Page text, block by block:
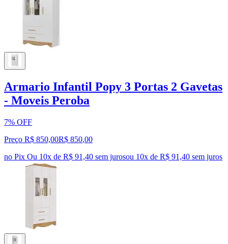
Armario Infantil Popy 3 Portas 2 Gavetas
- Moveis Peroba
7% OFF
Preço R$ 850,00R$ 850,00
no Pix Ou 10x de R$ 91,40 sem jurosou 10x de R$ 91,40 sem juros